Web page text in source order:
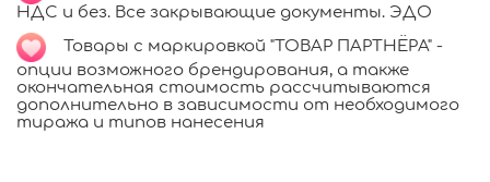
НДС и без. Все закрывающие документы. ЭДО
Товары с маркировкой "ТОВАР ПАРТНЁРА" -
опции возможного брендирования, а также
окончательная стоимость рассчитываются
дополнительно в зависимости от необходимого
тиража и типов нанесения